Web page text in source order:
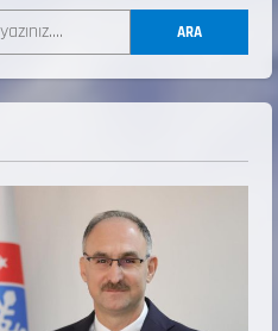
ARA
LİSTESİ
Alt Kurul Üyelerimiz